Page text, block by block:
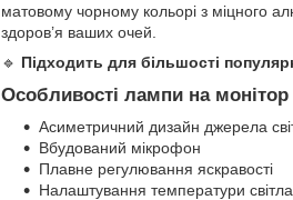
матовому чорному кольорі з міцного
здоров’я ваших очей.
🔹 Підходить для більшості
Особливості лампи на
Асиметричний дизайн джерела
Вбудований мікрофон
Плавне регулювання яскравості
Налаштування температури